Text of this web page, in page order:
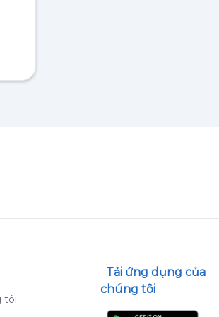
tôi
Tải ứng dụng của
chúng tôi